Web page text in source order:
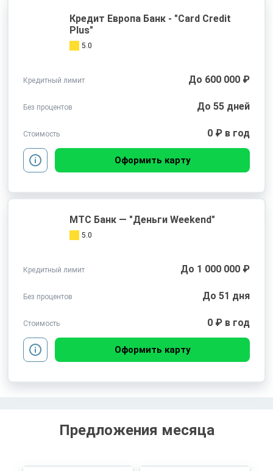
Кредит Европа Банк - "Card Credit
Plus"
5.0
Кредитный лимит До 600 000 ₽
Без процентов До 55 дней
Стоимость 0 ₽ в год
Оформить карту
МТС Банк — "Деньги Weekend"
5.0
Кредитный лимит До 1 000 000 ₽
Без процентов До 51 дня
Стоимость 0 ₽ в год
Оформить карту
Предложения месяца